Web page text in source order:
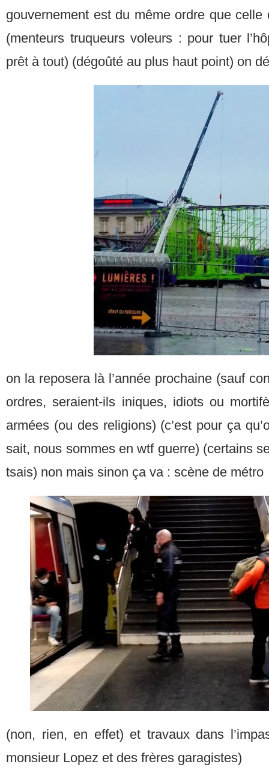
gouvernement est du même ordre que
(menteurs truqueurs voleurs : pour tuer
prêt à tout) (dégoûté au plus haut point) on
on la reposera là l’année prochaine (sauf
ordres, seraient-ils iniques, idiots ou
armées (ou des religions) (c’est pour ça
sait, nous sommes en wtf guerre) (certains
tsais) non mais sinon ça va : scène de métro
(non, rien, en effet) et travaux dans
monsieur Lopez et des frères garagistes)